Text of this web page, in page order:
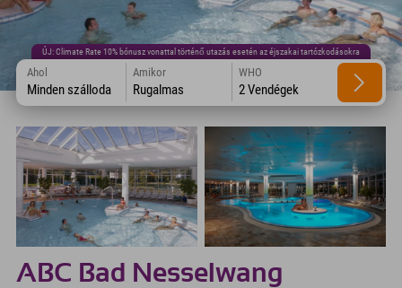
ÚJ: Climate Rate 10% bónusz vonattal történő utazás esetén az éjszakai tartózkodásokra
Ahol
Minden szálloda
Amikor
Rugalmas
WHO
2 Vendégek
ABC Bad Nesselwang